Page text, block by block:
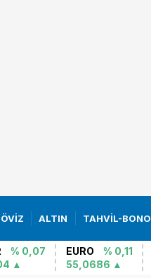
ALTIN TAHVİL-BONO
% 0,07
EURO
% 0,11
55,0686